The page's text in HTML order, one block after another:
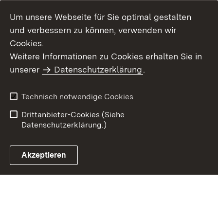
Um unsere Webseite für Sie optimal gestalten
und verbessern zu können, verwenden wir
Cookies.
Weitere Informationen zu Cookies erhalten Sie in
unserer
Datenschutzerklärung.
Technisch notwendige Cookies
Drittanbieter-Cookies (Siehe
Datenschutzerklärung.)
Akzeptieren